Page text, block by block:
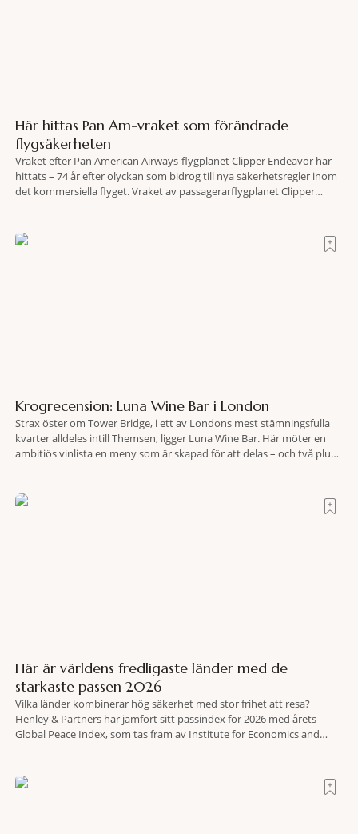
Här hittas Pan Am-vraket som förändrade
flygsäkerheten
Vraket efter Pan American Airways-flygplanet Clipper Endeavor har
hittats – 74 år efter olyckan som bidrog till nya säkerhetsregler inom
det kommersiella flyget. Vraket av passagerarflygplanet Clipper
lokaliserades den 2 juni i år med hjälp
Krogrecension: Luna Wine Bar i London
Strax öster om Tower Bridge, i ett av Londons mest stämningsfulla
kvarter alldeles intill Themsen, ligger Luna Wine Bar. Här möter en
ambitiös vinlista en meny som är skapad för att delas – och två plus
Här är världens fredligaste länder med de
starkaste passen 2026
Vilka länder kombinerar hög säkerhet med stor frihet att resa?
Henley & Partners har jämfört sitt passindex för 2026 med årets
Global Peace Index, som tas fram av Institute for Economics and